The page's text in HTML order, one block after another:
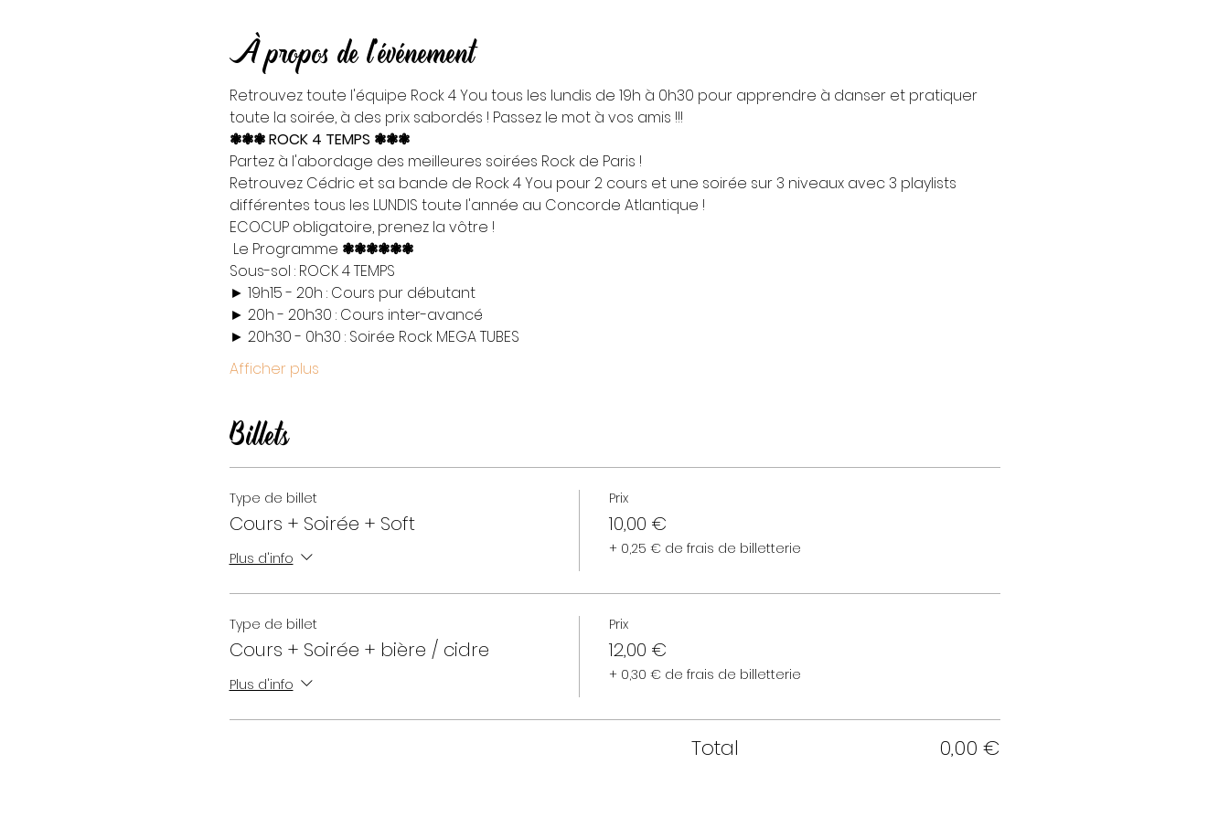
À propos de l'événement
Retrouvez toute l'équipe Rock 4 You tous les lundis de 19h à 0h30 pour apprendre à danser et pratiquer
toute la soirée, à des prix sabordés ! Passez le mot à vos amis !!!
❃❃❃ ROCK 4 TEMPS ❃❃❃
Partez à l'abordage des meilleures soirées Rock de Paris !
Retrouvez Cédric et sa bande de Rock 4 You pour 2 cours et une soirée sur 3 niveaux avec 3 playlists
différentes tous les LUNDIS toute l'année au Concorde Atlantique !
ECOCUP obligatoire, prenez la vôtre !
Le Programme ❃❃❃❃❃❃
Sous-sol : ROCK 4 TEMPS
► 19h15 - 20h : Cours pur débutant
► 20h - 20h30 : Cours inter-avancé
► 20h30 - 0h30 : Soirée Rock MEGA TUBES
Afficher plus
Billets
Type de billet
Cours + Soirée + Soft
Plus d'info
Prix
10,00 €
+ 0,25 € de frais de billetterie
Type de billet
Cours + Soirée + bière / cidre
Plus d'info
Prix
12,00 €
+ 0,30 € de frais de billetterie
Total 0,00 €